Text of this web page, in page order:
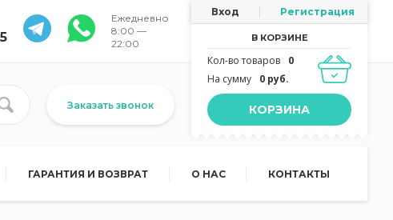
Ежедневно
8:00 —
22:00
Вход Регистрация
В КОРЗИНЕ
Кол-во товаров
0
На сумму
0 руб.
КОРЗИНА
Заказать звонок
ГАРАНТИЯ И ВОЗВРАТ О НАС КОНТАКТЫ